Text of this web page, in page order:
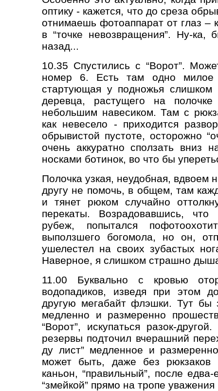
оптику - кажется, что до среза
отнимаешь фотоаппарат от глаз –
в “точке невозвращения”. Ну-ка,
назад...
10.35 Cпустились с “Ворот”.
номер 6. Есть там одно милое
стартующая у подножья слишком
деревца, растущего на
небольшим навесиком.Там с
как невесело - приходится
обрывистой пустоте, осторожно
очень аккуратно сползать вниз
носками ботинок, во что бы
Полочка узкая, неудобная, вдвоем
другу не помочь, в общем, там
и тянет рюком случайно
перекаты. Возрадовавшись,
рубеж, попытался
выползшего богомола, но он,
ушелестел на своих зубастых
Наверное, я слишком страшно
11.00 Буквально с кровью
водопадиков, изведя при этом
другую мегабайт флэшки. Тут бы
медленно и размеренно
“Ворот”, искупаться разок-
резервы подточил вчерашний
ду лист” медленное и
может быть, даже без
каньон, “правильный”, после
“змейкой” прямо на тропе